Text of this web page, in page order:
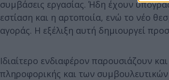
συμβάσεις εργασίας. Ήδη έχουν
εστίαση και η αρτοποιία, ενώ το νέο
αγοράς. Η εξέλιξη αυτή δημιουργεί
Ιδιαίτερο ενδιαφέρον παρουσιάζουν
πληροφορικής και των